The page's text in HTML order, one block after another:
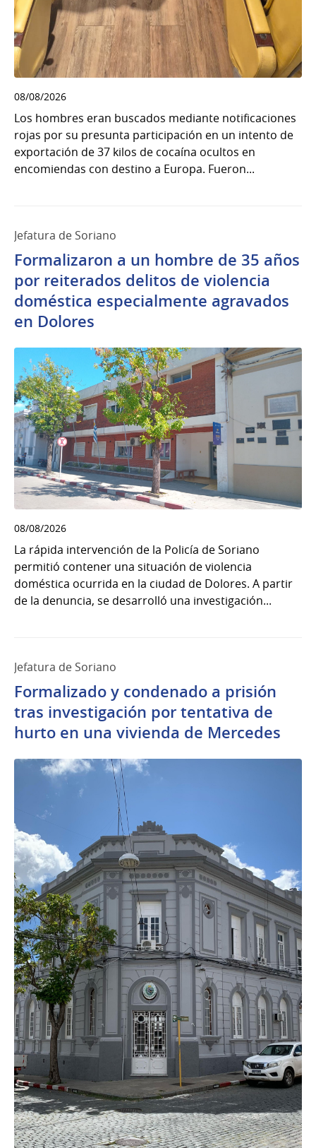
08/08/2026
Los hombres eran buscados mediante notificaciones
rojas por su presunta participación en un intento de
exportación de 37 kilos de cocaína ocultos en
encomiendas con destino a Europa. Fueron...
Jefatura de Soriano
Formalizaron a un hombre de 35 años
por reiterados delitos de violencia
doméstica especialmente agravados
en Dolores
08/08/2026
La rápida intervención de la Policía de Soriano
permitió contener una situación de violencia
doméstica ocurrida en la ciudad de Dolores. A partir
de la denuncia, se desarrolló una investigación...
Jefatura de Soriano
Formalizado y condenado a prisión
tras investigación por tentativa de
hurto en una vivienda de Mercedes